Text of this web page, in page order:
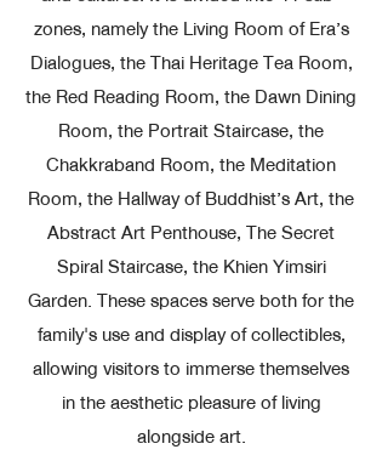
zones, namely the Living Room of Era’s
Dialogues, the Thai Heritage Tea Room,
the Red Reading Room, the Dawn Dining
Room, the Portrait Staircase, the
Chakkraband Room, the Meditation
Room, the Hallway of Buddhist’s Art, the
Abstract Art Penthouse, The Secret
Spiral Staircase, the Khien Yimsiri
Garden. These spaces serve both for the
family's use and display of collectibles,
allowing visitors to immerse themselves
in the aesthetic pleasure of living
alongside art.